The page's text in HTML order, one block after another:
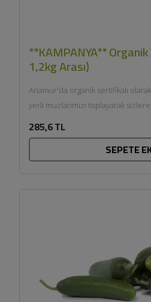
**KAMPANYA**
1,2kg Arası)
Anamur'da organik sertifikalı
yerli muzlarımızı toplayarak
285,6 TL
SEPETE